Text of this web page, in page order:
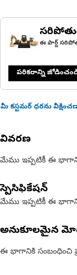
ఈ పార్ట్
పరికరాన్ని
మీ కస్టమర్ ధరను
వివరణ
మేము ఇప్పటికీ ఈ
స్పెసిఫికేషన్
మేము ఇప్పటికీ ఈ
అనుకూలమైన
ఈ భాగానికి సంబంధించి